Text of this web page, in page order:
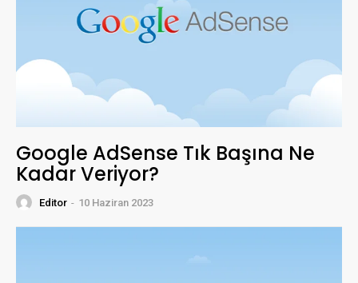
Google AdSense Tık Başına Ne
Kadar Veriyor?
Editor - 10 Haziran 2023